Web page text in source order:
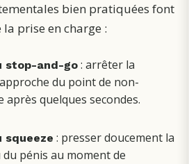
bien pratiquées font
prise en charge :
stop-and-go : arrêter la
du point de non-
quelques secondes.
squeeze : presser doucement la
pénis au moment de